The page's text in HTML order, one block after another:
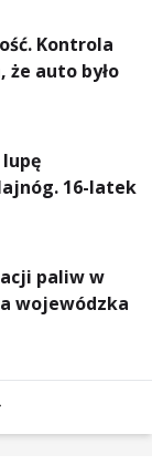
Kontrola
że auto było
lupę
16-latek
paliw w
wojewódzka